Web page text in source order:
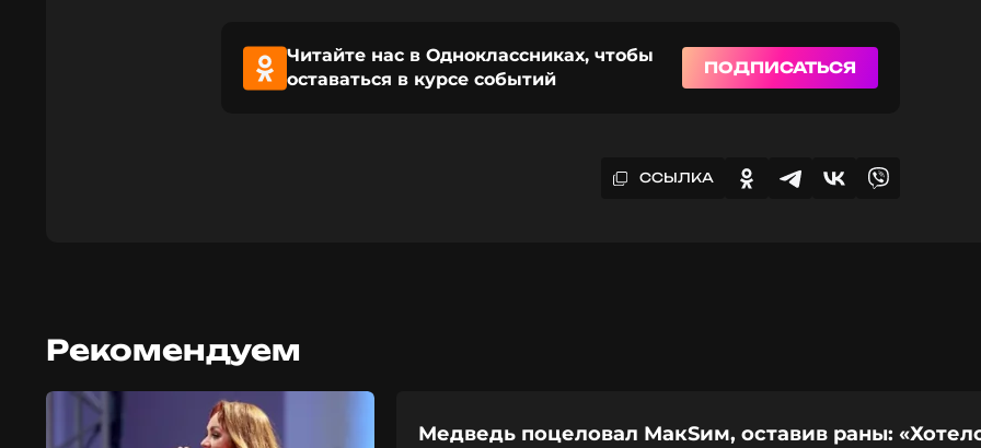
Читайте нас в Одноклассниках, чтобы
оставаться в курсе событий
ПОДПИСАТЬСЯ
ССЫЛКА
Рекомендуем
Медведь поцеловал МакSим, оставив раны: